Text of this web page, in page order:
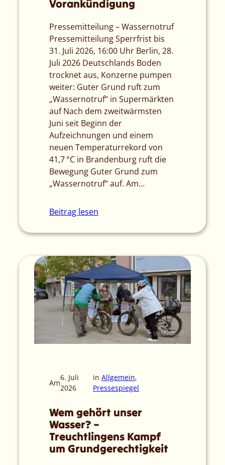
Vorankündigung
Pressemitteilung – Wassernotruf
Pressemitteilung Sperrfrist bis
31. Juli 2026, 16:00 Uhr Berlin, 28.
Juli 2026 Deutschlands Boden
trocknet aus, Konzerne pumpen
weiter: Guter Grund ruft zum
„Wassernotruf“ in Supermärkten
auf Nach dem zweitwärmsten
Juni seit Beginn der
Aufzeichnungen und einem
neuen Temperaturrekord von
41,7 °C in Brandenburg ruft die
Bewegung Guter Grund zum
„Wassernotruf“ auf. Am…
Beitrag lesen
Am
6. Juli
2026
inAllgemein
Pressespiegel
Wem gehört unser
Wasser? –
Treuchtlingens Kampf
um Grundgerechtigkeit